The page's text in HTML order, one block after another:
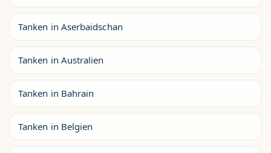
Tanken in Aserbaidschan
Tanken in Australien
Tanken in Bahrain
Tanken in Belgien